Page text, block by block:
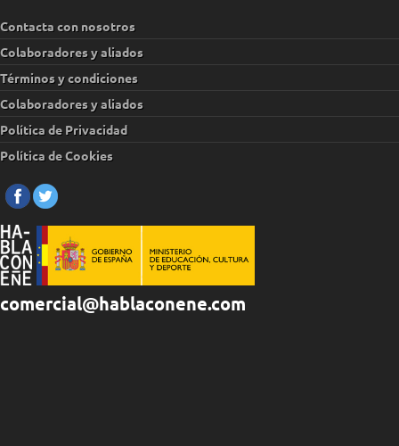
Contacta con nosotros
Colaboradores y aliados
Términos y condiciones
Colaboradores y aliados
Política de Privacidad
Política de Cookies
comercial@hablaconene.com